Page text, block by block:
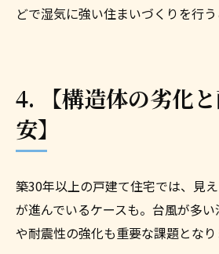
どで湿気に強い住まいづくりを行う
4. 【構造体の劣化
安】
築30年以上の戸建て住宅では、見
が進んでいるケースも。台風が多
や耐震性の強化も重要な課題となり